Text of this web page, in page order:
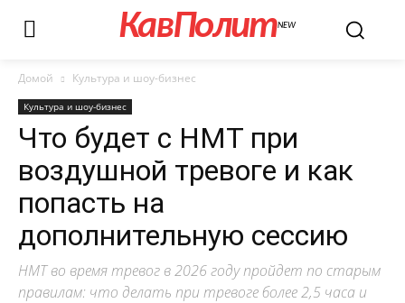
КавПолитNEW
Домой Культура и шоу-бизнес
Культура и шоу-бизнес
Что будет с НМТ при
воздушной тревоге и как
попасть на
дополнительную сессию
НМТ во время тревог в 2026 году пройдет по старым
правилам: что делать при тревоге более 2,5 часа и